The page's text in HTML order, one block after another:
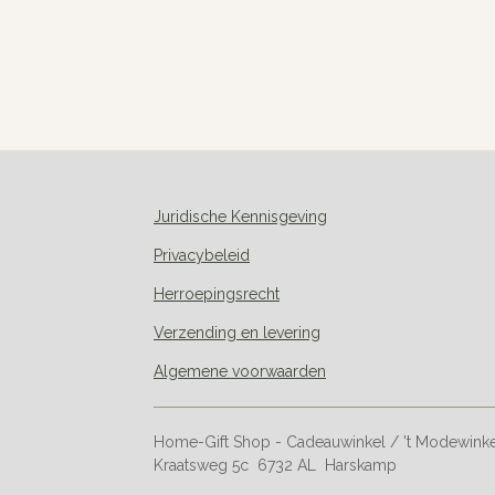
Juridische Kennisgeving
Privacybeleid
Herroepingsrecht
Verzending en levering
Algemene voorwaarden
Home-Gift Shop - Cadeauwinkel / 't
Kraatsweg 5c 6732 AL Harskamp